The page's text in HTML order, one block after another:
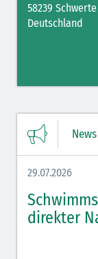
58239 Schwerte
Deutschland
News
29.07.2026
direkter